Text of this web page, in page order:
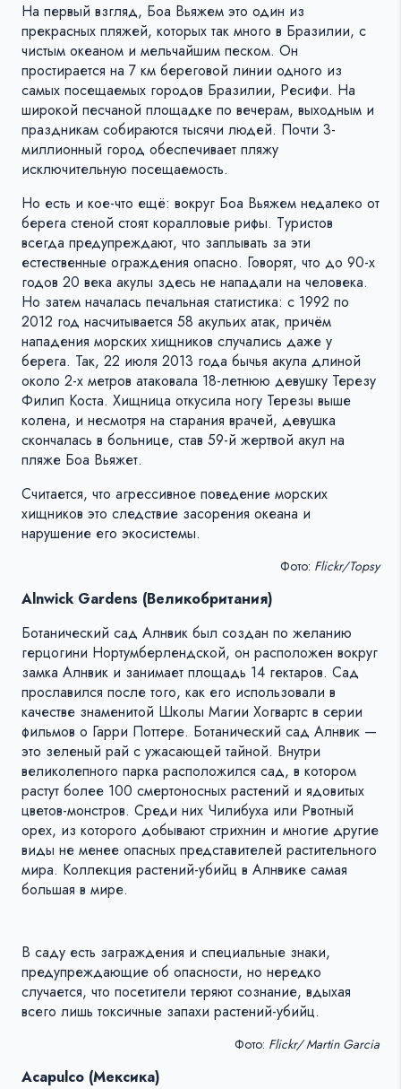
На первый взгляд, Боа Вьяжем это один из
прекрасных пляжей, которых так много в Бразилии, с
чистым океаном и мельчайшим песком. Он
простирается на 7 км береговой линии одного из
самых посещаемых городов Бразилии, Ресифи. На
широкой песчаной площадке по вечерам, выходным и
праздникам собираются тысячи людей. Почти 3-
миллионный город обеспечивает пляжу
исключительную посещаемость.
Но есть и кое-что ещё: вокруг Боа Вьяжем недалеко от
берега стеной стоят коралловые рифы. Туристов
всегда предупреждают, что заплывать за эти
естественные ограждения опасно. Говорят, что до 90-х
годов 20 века акулы здесь не нападали на человека.
Но затем началась печальная статистика: с 1992 по
2012 год насчитывается 58 акульих атак, причём
нападения морских хищников случались даже у
берега. Так, 22 июля 2013 года бычья акула длиной
около 2-х метров атаковала 18-летнюю девушку Терезу
Филип Коста. Хищница откусила ногу Терезы выше
колена, и несмотря на старания врачей, девушка
скончалась в больнице, став 59-й жертвой акул на
пляже Боа Вьяжет.
Считается, что агрессивное поведение морских
хищников это следствие засорения океана и
нарушение его экосистемы.
Фото: Flickr/Topsy
Alnwick Gardens (Великобритания)
Ботанический сад Алнвик был создан по желанию
герцогини Нортумберлендской, он расположен вокруг
замка Алнвик и занимает площадь 14 гектаров. Сад
прославился после того, как его использовали в
качестве знаменитой Школы Магии Хогвартс в серии
фильмов о Гарри Поттере. Ботанический сад Алнвик —
это зеленый рай с ужасающей тайной. Внутри
великолепного парка расположился сад, в котором
растут более 100 смертоносных растений и ядовитых
цветов-монстров. Среди них Чилибуха или Рвотный
орех, из которого добывают стрихнин и многие другие
виды не менее опасных представителей растительного
мира. Коллекция растений-убийц в Алнвике самая
большая в мире.
В саду есть заграждения и специальные знаки,
предупреждающие об опасности, но нередко
случается, что посетители теряют сознание, вдыхая
всего лишь токсичные запахи растений-убийц.
Фото: Flickr/ Martin Garcia
Acapulco (Мексика)